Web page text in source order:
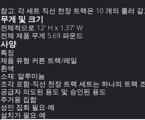
참고: 각 세트 직선 천장 트랙은 10 개의 롤러
무게 및 크기
전체적으로 12' H x 1.37' W
전체 제품 무게 5.69 파운드
사양
특징
제품 유형 커튼 트랙/레일
흰색
소재: 알루미늄
조각 포함-직선 천장 트랙 세트는 하나의 트랙
공급자 의도된 용도 및 승인된 용도
주거용 집합
성인 집회 필요-예
설치가 필요-예